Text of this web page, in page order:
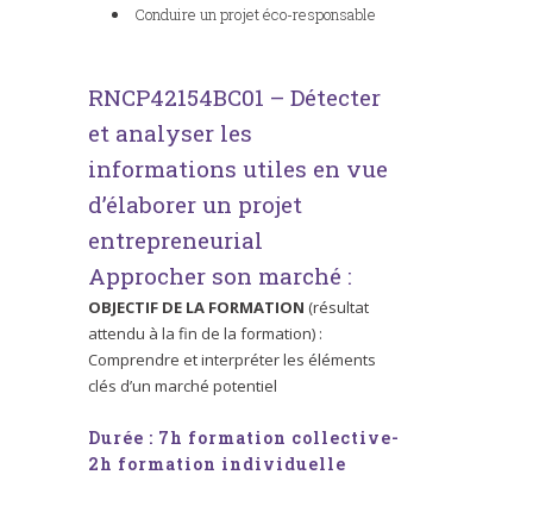
Conduire un projet éco-responsable
RNCP42154BC01 – Détecter
et analyser les
informations utiles en vue
d’élaborer un projet
entrepreneurial
Approcher son marché :
OBJECTIF DE LA FORMATION (résultat
attendu à la fin de la formation) :
Comprendre et interpréter les éléments
clés d’un marché potentiel
Durée : 7h formation collective-
2h formation individuelle